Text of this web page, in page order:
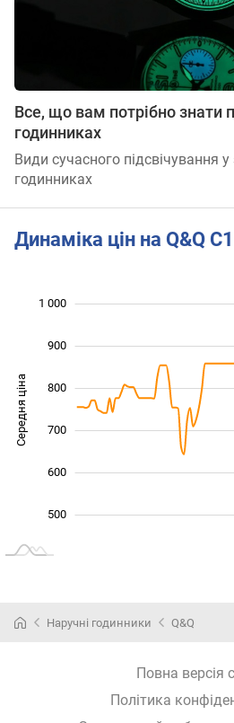
Все, що вам потрібно знати
годинниках
Види сучасного підсвічування
годинниках
Динаміка цін на Q&Q
Середня ціна
500
600
700
800
900
1 000
Наручні годинники Q&Q
Повна версія
Політика